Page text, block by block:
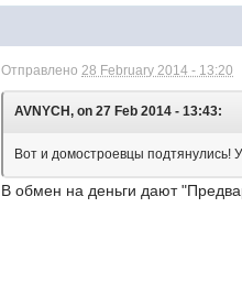
Отправлено28 February 2014 - 13:20
AVNYCH, on 27 Feb 2014 - 13:43:
Вот и домостроевцы подтянулись!
В обмен на деньги дают